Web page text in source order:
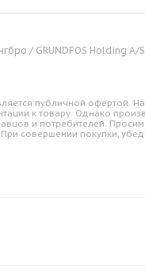
/ GRUNDFOS Holding A/
публичной офертой.
к товару. Однако
и потребителей.
совершении покупки,